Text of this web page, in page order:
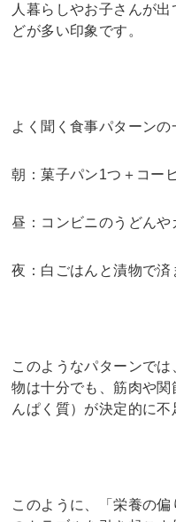
人暮らしやお子さんが
どが多い印象です。
よく聞く食事パターンの
朝：菓子パン1つ＋コー
昼：コンビニのうどんや
夜：白ごはんと漬物で済
このようなパターンで
物は十分でも、筋肉や
んぱく質）が決定的に不
このように、「栄養の